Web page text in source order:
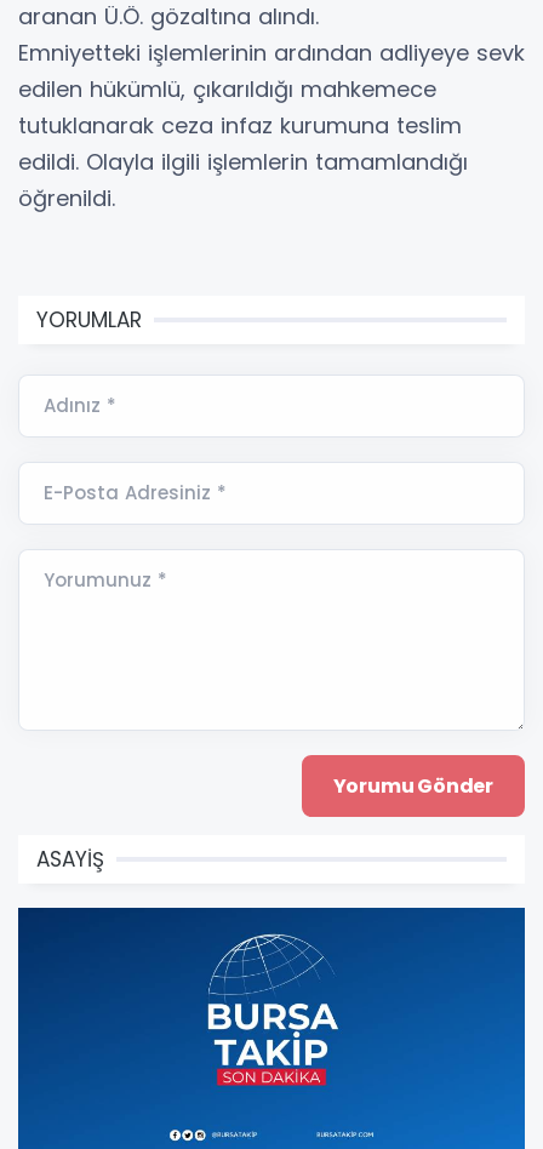
aranan Ü.Ö. gözaltına alındı.
Emniyetteki işlemlerinin ardından adliyeye sevk
edilen hükümlü, çıkarıldığı mahkemece
tutuklanarak ceza infaz kurumuna teslim
edildi. Olayla ilgili işlemlerin tamamlandığı
öğrenildi.
YORUMLAR
Adınız *
E-Posta Adresiniz *
Yorumunuz *
ASAYİŞ